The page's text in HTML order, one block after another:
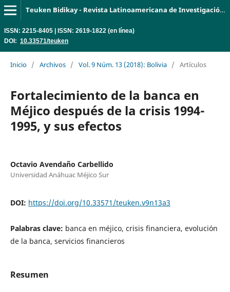
Teuken Bidikay - Revista Latinoamericana de Investigación en Organizaciones, Ambiente y Sociedad
ISSN: 2215-8405 | ISSN: 2619-1822 (en línea)
DOI: 10.33571/teuken
Inicio / Archivos / Vol. 9 Núm. 13 (2018): Bolivia / Artículos
Fortalecimiento de la banca en
Méjico después de la crisis 1994-
1995, y sus efectos
Octavio Avendaño Carbellido
Universidad Anáhuac Méjico Sur
DOI: https://doi.org/10.33571/teuken.v9n13a3
Palabras clave: banca en méjico, crisis financiera, evolución
de la banca, servicios financieros
Resumen